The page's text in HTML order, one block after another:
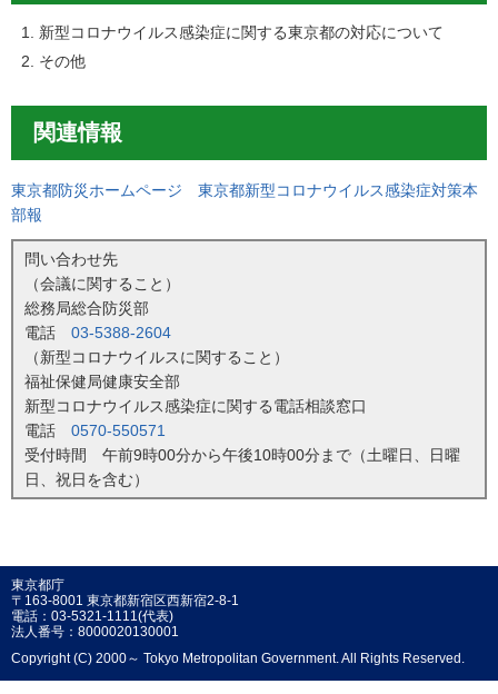
新型コロナウイルス感染症に関する東京都の対応について
その他
関連情報
東京都防災ホームページ 東京都新型コロナウイルス感染症対策本
部報
問い合わせ先
（会議に関すること）
総務局総合防災部
電話 03-5388-2604
（新型コロナウイルスに関すること）
福祉保健局健康安全部
新型コロナウイルス感染症に関する電話相談窓口
電話 0570-550571
受付時間 午前9時00分から午後10時00分まで（土曜日、日曜
日、祝日を含む）
東京都庁
〒163-8001 東京都新宿区西新宿2-8-1
電話：03-5321-1111(代表)
法人番号：8000020130001
Copyright (C) 2000～ Tokyo Metropolitan Government. All Rights Reserved.